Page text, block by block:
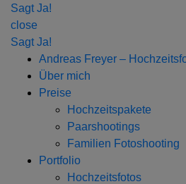
Sagt Ja!
close
Sagt Ja!
Andreas Freyer –
Über mich
Preise
Hochzeitspakete
Paarshootings
Familien Fotoshooting
Portfolio
Hochzeitsfotos